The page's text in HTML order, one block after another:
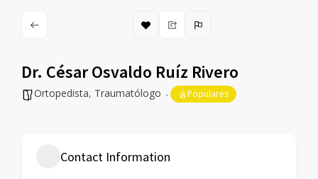
Dr. César Osvaldo Ruíz Rivero
Ortopedista, Traumatólogo Populares
Contact Information